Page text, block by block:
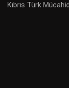
Kıbrıs Türk